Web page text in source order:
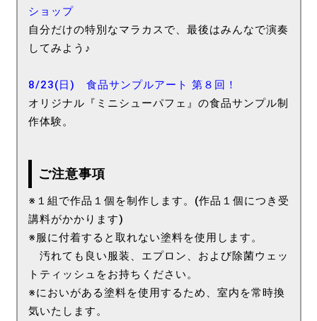
ショップ
自分だけの特別なマラカスで、最後はみんなで演奏
してみよう♪
8/23(日) 食品サンプルアート 第８回！
オリジナル『ミニシューパフェ』の食品サンプル制
作体験。
ご注意事項
※１組で作品１個を制作します。(作品１個につき受
講料がかかります)
※服に付着すると取れない塗料を使用します。
汚れても良い服装、エプロン、および除菌ウェッ
トティッシュをお持ちください。
※においがある塗料を使用するため、室内を常時換
気いたします。